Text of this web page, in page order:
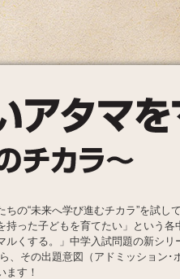
の“未来へ学び進むチカラ”を試して
持った子どもを育てたい」という各
ルくする。」中学入試問題の新シ
、その出題意図（アドミッション
ます！